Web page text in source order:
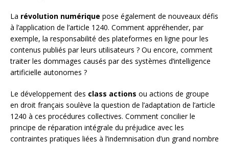
La révolution numérique pose également de nouveaux défis
à l’application de l’article 1240. Comment appréhender, par
exemple, la responsabilité des plateformes en ligne pour les
contenus publiés par leurs utilisateurs ? Ou encore, comment
traiter les dommages causés par des systèmes d’intelligence
artificielle autonomes ?
Le développement des class actions ou actions de groupe
en droit français soulève la question de l’adaptation de l’article
1240 à ces procédures collectives. Comment concilier le
principe de réparation intégrale du préjudice avec les
contraintes pratiques liées à l’indemnisation d’un grand nombre